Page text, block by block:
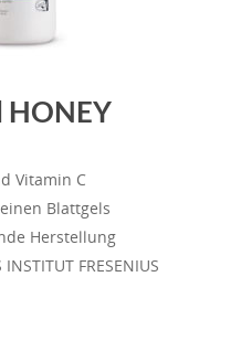
HONEY
Vitamin C
Blattgels
Herstellung
FRESENIUS